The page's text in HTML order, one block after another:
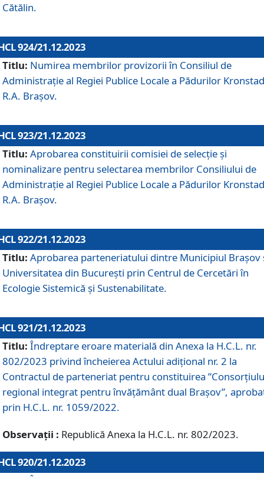
Cătălin.
924/21.12.2023
Titlu: Numirea membrilor provizorii în Consiliul de
Administraţie al Regiei Publice Locale a Pădurilor
R.A. Brașov.
923/21.12.2023
Titlu: Aprobarea constituirii comisiei de selecție și
nominalizare pentru selectarea membrilor Consiliului de
Administrație al Regiei Publice Locale a Pădurilor
R.A. Brașov.
922/21.12.2023
Titlu: Aprobarea parteneriatului dintre Municipiul Brașov
Universitatea din București prin Centrul de Cercetări în
Ecologie Sistemică și Sustenabilitate.
921/21.12.2023
Titlu: Îndreptare eroare materială din Anexa la H.C.L. nr.
802/2023 privind încheierea Actului adițional nr. 2 la
Contractul de parteneriat pentru constituirea
regional integrat pentru învățământ dual Brașov”,
prin H.C.L. nr. 1059/2022.
Observații : Republică Anexa la H.C.L. nr. 802/2023.
920/21.12.2023